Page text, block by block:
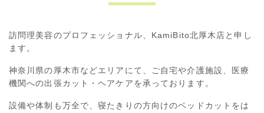
訪問理美容のプロフェッショナル、KamiBito北厚木店と申し
ます。
神奈川県の厚木市などエリアにて、ご自宅や介護施設、医療
機関への出張カット・ヘアケアを承っております。
設備や体制も万全で、寝たきりの方向けのベッドカットをは